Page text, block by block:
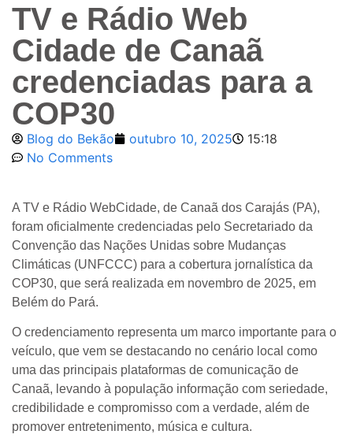
TV e Rádio Web
Cidade de Canaã
credenciadas para a
COP30
Blog do Bekão outubro 10, 2025
15:18
No Comments
A TV e Rádio WebCidade, de Canaã dos Carajás (PA),
foram oficialmente credenciadas pelo Secretariado da
Convenção das Nações Unidas sobre Mudanças
Climáticas (UNFCCC) para a cobertura jornalística da
COP30, que será realizada em novembro de 2025, em
Belém do Pará.
O credenciamento representa um marco importante para o
veículo, que vem se destacando no cenário local como
uma das principais plataformas de comunicação de
Canaã, levando à população informação com seriedade,
credibilidade e compromisso com a verdade, além de
promover entretenimento, música e cultura.